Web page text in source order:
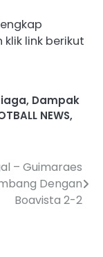
klik link berikut
, Dampak
NEWS,
– Guimaraes
Dengan
Boavista 2-2